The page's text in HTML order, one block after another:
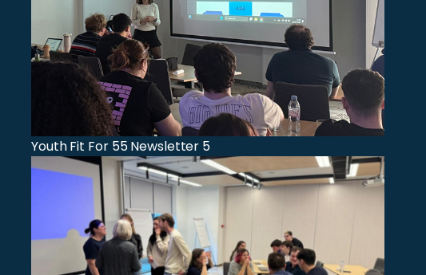
Youth Fit For 55 Newsletter 5